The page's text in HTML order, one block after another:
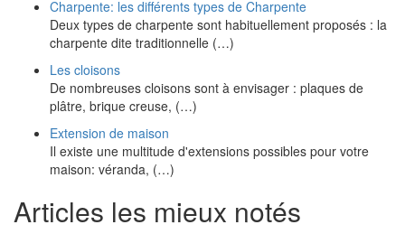
Charpente: les différents types de Charpente
Deux types de charpente sont habituellement proposés : la
charpente dite traditionnelle (…)
Les cloisons
De nombreuses cloisons sont à envisager : plaques de
plâtre, brique creuse, (…)
Extension de maison
Il existe une multitude d'extensions possibles pour votre
maison: véranda, (…)
Articles les mieux notés